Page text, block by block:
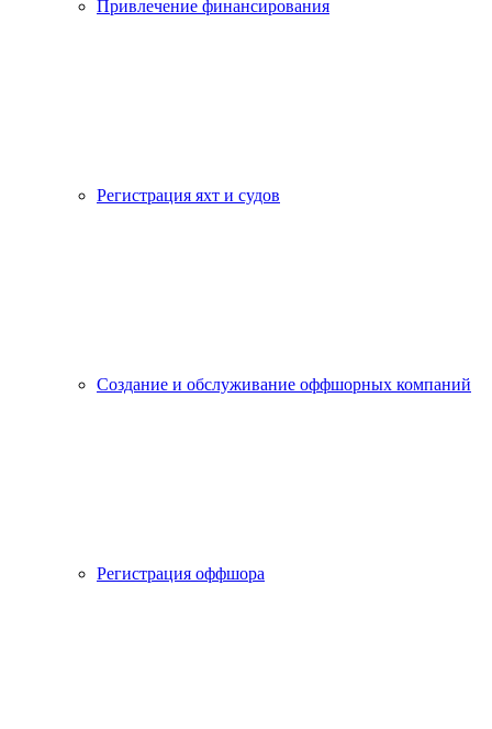
Привлечение финансирования
Регистрация яхт и судов
Создание и обслуживание оффшорных компаний
Регистрация оффшора